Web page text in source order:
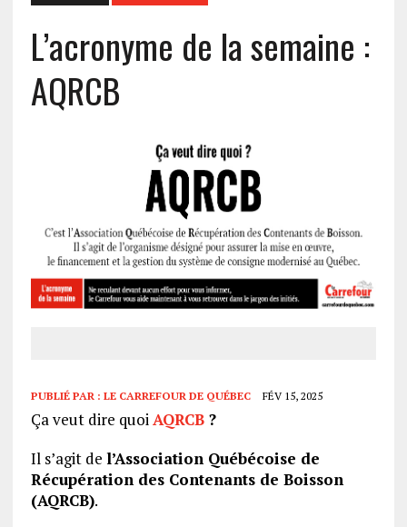
L’acronyme de la semaine :
AQRCB
PUBLIÉ PAR : LE CARREFOUR DE QUÉBEC FÉV 15, 2025
Ça veut dire quoiAQRCB ?
Il s’agit de l’Association Québécoise de
Récupération des Contenants de Boisson
(AQRCB).